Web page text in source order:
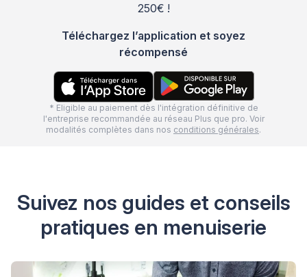
250€ !
Téléchargez l’application et soyez
récompensé
* Eligible au paiement dès l'intégration définitive de
l'entreprise recommandée au réseau Plus que pro. Voir
modalités complètes dans nos conditions générales.
Suivez nos guides et conseils
pratiques en menuiserie